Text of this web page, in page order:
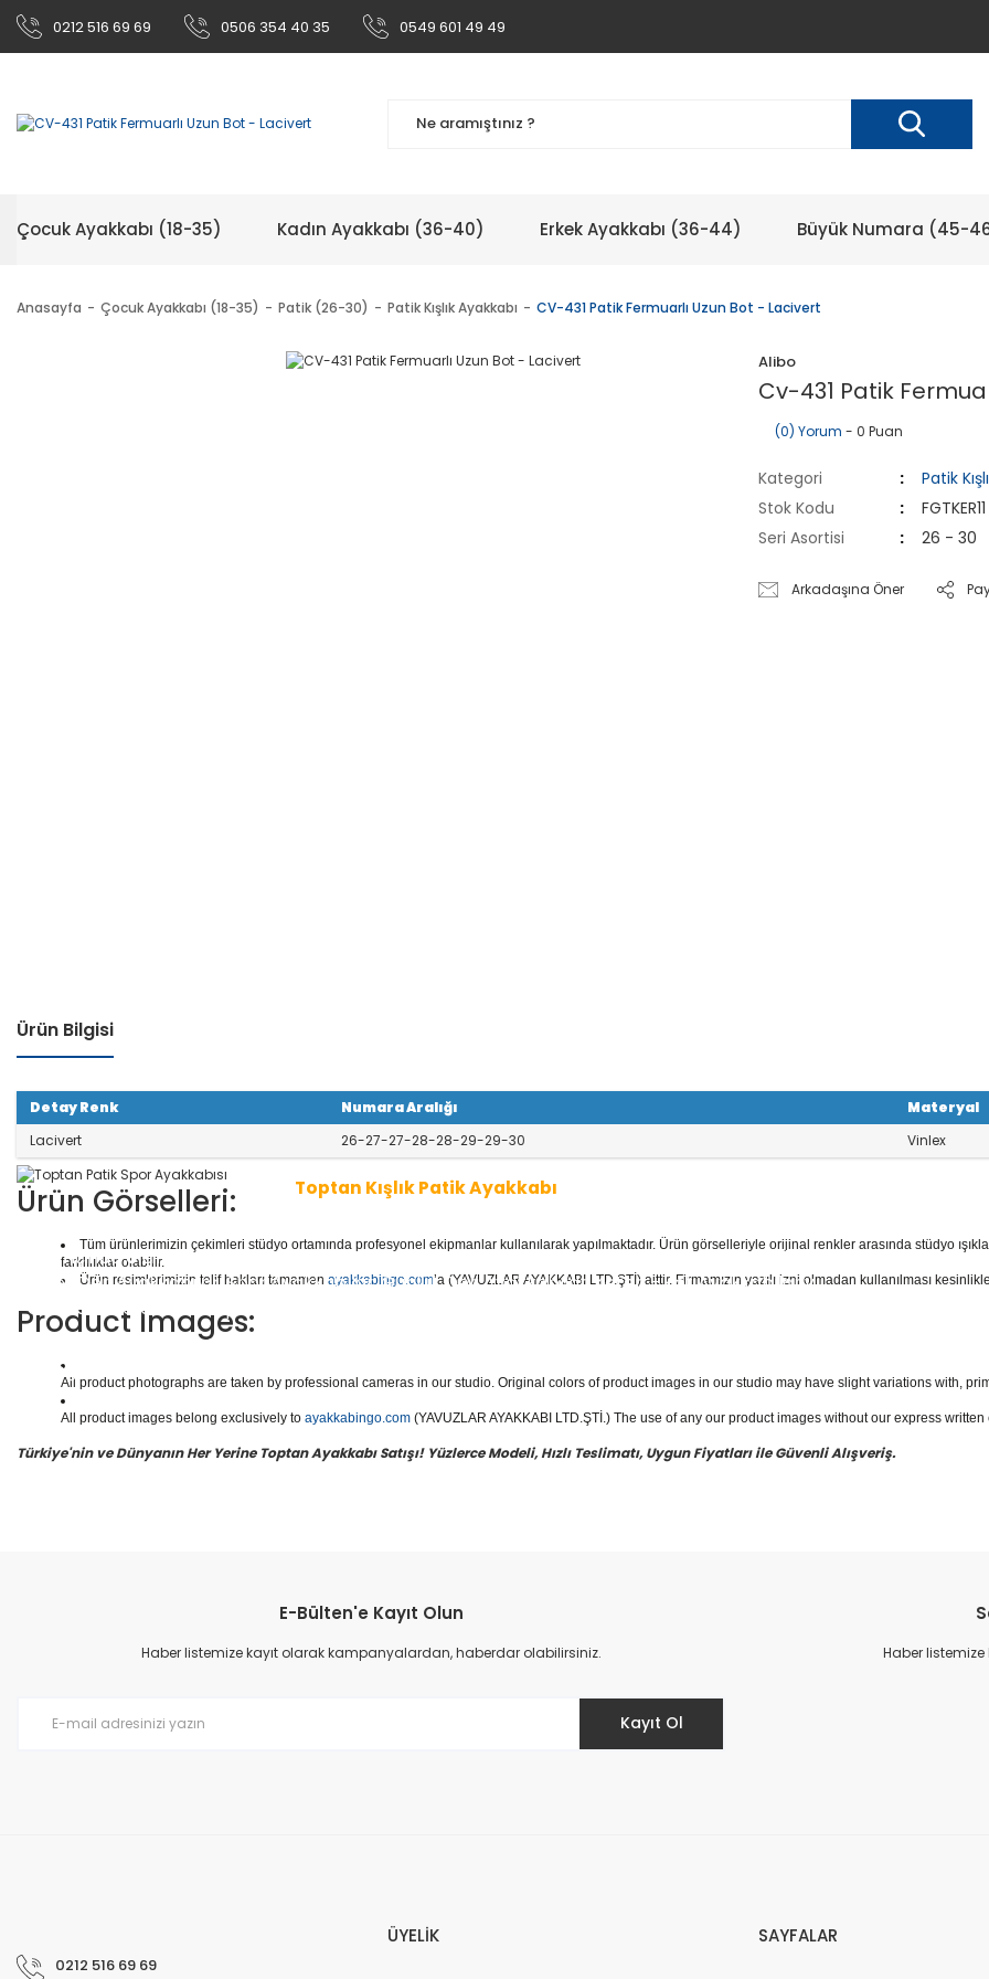
0212 516 69 69 0506 354 40 35 0549 601 49 49
Çocuk Ayakkabı (18-35) Kadın Ayakkabı (36-40) Erkek Ayakkabı (36-44) Büyük Numara (45-
Anasayfa Çocuk Ayakkabı (18-35) Patik (26-30) Patik Kışlık Ayakkabı CV-431 Patik Fermuarlı Uzun Bot - Lacivert
Alibo
Cv-431 Patik
(0) Yorum - 0 Puan
Kategori
Patik
Stok Kodu
FGTKER11
Seri Asortisi
26 - 30
Arkadaşına Öner
Ürün Bilgisi
Detay Renk Numara Aralığı
Materyal
Lacivert
26-27-27-28-28-29-29-30 Vinlex
Toptan Kışlık Patik Ayakkabı
1 seri içinde8çift ayakkabı bulunur. Toptan Patik Ayakkabı
kategorisinde; Botlar, Çizmeler, K
aliteli Deri Ayakkabılar, Spor Ayakkabılar, Günlük Deri Ayakkabılar, Keten - Kot Ayakkabılar v
e daha binlerce model patik ayakkabısı mevcuttur.
Yüzlerce modeli, hızlı teslimatı, uygun
n doğru adresi Yavuzlar Ayakkabı!
Ürün Görselleri:
Tüm ürünlerimizin çekimleri stüdyo ortamında profesyonel ekipmanlar kullanılarak yapılmaktadır. Ürün görselleriyle orijinal renkler arasında stüdyo
farklılıklar olabilir.
Ürün resimlerimizin telif hakları tamamen ayakkabingo.com’a (YAVUZLAR AYAKKABI LTD.ŞTİ) aittir. Firmamızın yazılı izni olmadan kullanılması
Product Images:
All product photographs are taken by professional cameras in our studio. Original colors of product images in our studio may have slight variations with,
All product images belong exclusively to ayakkabingo.com (YAVUZLAR AYAKKABI LTD.ŞTİ.) The use of any our product images without our express
Türkiye'nin ve Dünyanın Her Yerine Toptan Ayakkabı Satışı! Yüzlerce Modeli, Hızlı Teslimatı, Uygun Fiyatları ile Güvenli Alışveriş.
E-Bülten'e Kayıt Olun
Haber listemize kayıt olarak kampanyalardan, haberdar olabilirsiniz.
Kayıt Ol
Haber
0212 516 69 69
ÜYELİK SAYFALAR